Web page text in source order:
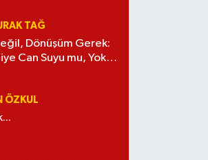
TAĞ
Dönüşüm Gerek:
Can Suyu mu, Yoksa
ÖZKUL